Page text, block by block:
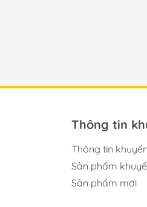
Thông tin
Thông tin
Sản phẩm
Sản phẩm mới